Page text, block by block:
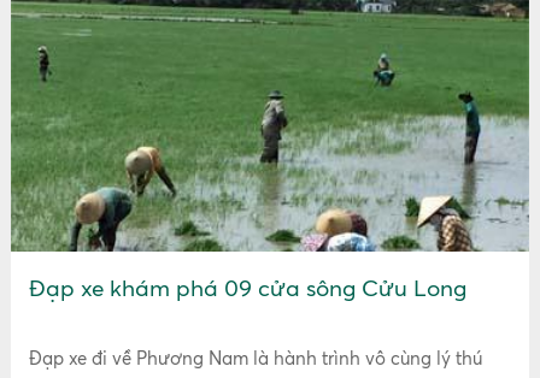
Đạp xe khám phá 09 cửa sông Cửu Long
Đạp xe đi về Phương Nam là hành trình vô cùng lý thú